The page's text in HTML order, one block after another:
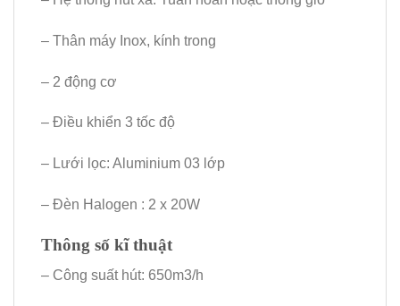
– Thân máy Inox, kính trong
– 2 động cơ
– Điều khiển 3 tốc độ
– Lưới lọc: Aluminium 03 lớp
– Đèn Halogen : 2 x 20W
Thông số kĩ thuật
– Công suất hút: 650m3/h